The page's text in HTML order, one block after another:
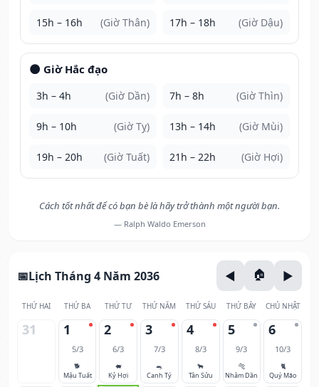
15h – 16h (Giờ Thân) 17h – 18h (Giờ Dậu)
🌑 Giờ Hắc đạo
3h – 4h (Giờ Dần) 7h – 8h (Giờ Thìn)
9h – 10h (Giờ Tỵ) 13h – 14h (Giờ Mùi)
19h – 20h (Giờ Tuất) 21h – 22h (Giờ Hợi)
Cách tốt nhất để có bạn bè là hãy trở thành một người bạn.
— Ralph Waldo Emerson
Lịch Tháng 4 Năm 2036
THỨ HAI THỨ BA THỨ TƯ THỨ NĂM THỨ SÁU THỨ BẢY CHỦ NHẬT
31 1
5/3
🐕
Mậu Tuất
2
6/3
🐖
Kỷ Hợi
3
7/3
🐀
Canh Tý
4
8/3
🐂
Tân Sửu
5
9/3
🐅
Nhâm Dần
6
10/3
🐈
Quý Mão